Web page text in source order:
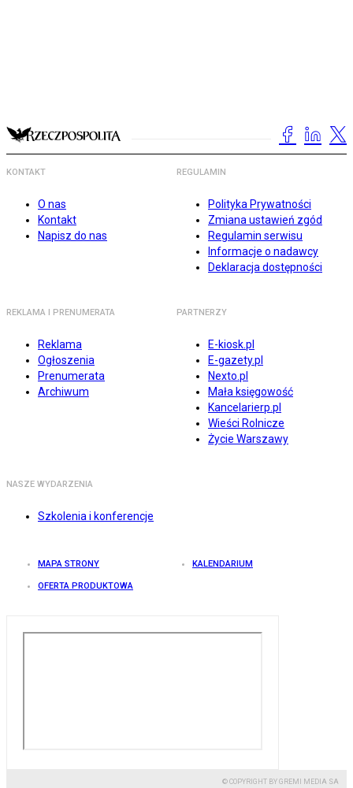
KONTAKT
O nas
Kontakt
Napisz do nas
REGULAMIN
Polityka Prywatności
Zmiana ustawień zgód
Regulamin serwisu
Informacje o nadawcy
Deklaracja dostępności
REKLAMA I PRENUMERATA
Reklama
Ogłoszenia
Prenumerata
Archiwum
PARTNERZY
E-kiosk.pl
E-gazety.pl
Nexto.pl
Mała księgowość
Kancelarierp.pl
Wieści Rolnicze
Życie Warszawy
NASZE WYDARZENIA
Szkolenia i konferencje
MAPA STRONY KALENDARIUM
OFERTA PRODUKTOWA
© COPYRIGHT BY GREMI MEDIA SA